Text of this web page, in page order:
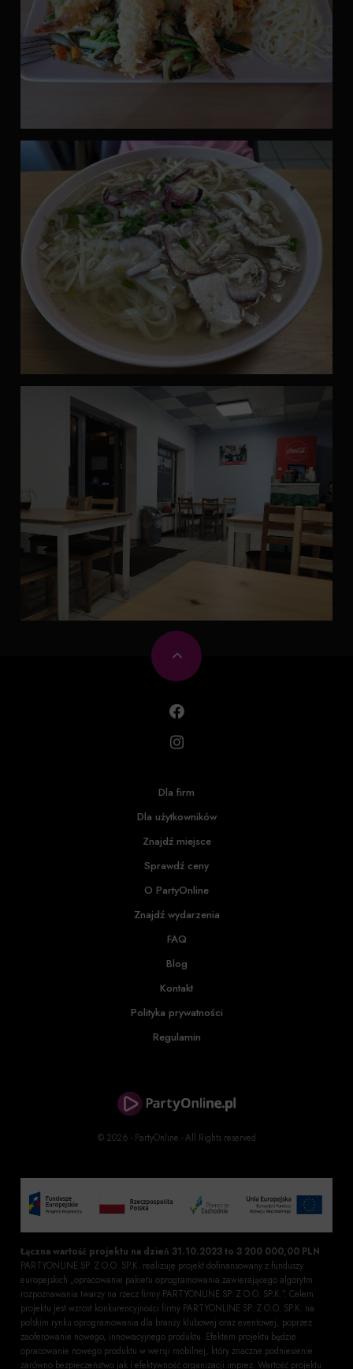
© 2026 - PartyOnline - All Rights reserved
Dla firm
Dla użytkowników
Znajdź miejsce
Sprawdź ceny
O PartyOnline
Znajdź wydarzenia
FAQ
Blog
Kontakt
Polityka prywatności
Regulamin
Łączna wartość projektu na dzień 31.10.2023 to 3 200 000,00 PLN
PARTYONLINE SP. Z O.O. SP.K. realizuje projekt dofinansowany z funduszy
europejskich „opracowanie pakietu oprogramowania zawierającego algorytm
rozpoznawania twarzy na rzecz firmy PARTYONLINE SP. Z O.O. SP.K.”. Celem
projektu jest wzrost konkurencyjności firmy PARTYONLINE SP. Z O.O. SP.K. na
polskim rynku oprogramowania dla branży klubowej oraz eventowej, poprzez
zaoferowanie nowego, innowacyjnego produktu. Efektem projektu będzie
opracowanie nowego produktu w wersji mobilnej, który znaczne podniesienie
zarówno bezpieczeństwo jak i efektywność organizacji imprez. Wartość projektu